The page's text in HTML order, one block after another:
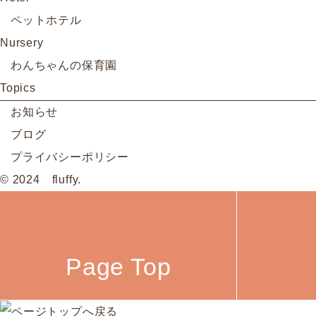
ペットホテル
Nursery
わんちゃんの保育園
Topics
お知らせ
ブログ
プライバシーポリシー
© 2024 fluffy.
Page Top